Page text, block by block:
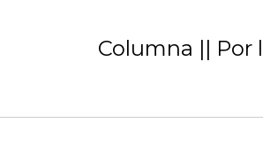
PublicaciónColumna || Por